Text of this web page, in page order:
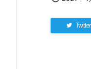
Twitter